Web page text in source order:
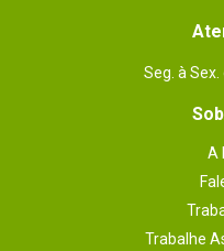
Seg. à
A
Trabalhe